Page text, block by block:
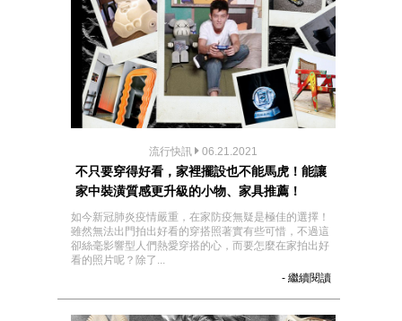
流行快訊 06.21.2021
不只要穿得好看，家裡擺設也不能馬虎！能讓
家中裝潢質感更升級的小物、家具推薦！
如今新冠肺炎疫情嚴重，在家防疫無疑是極佳的選擇！
雖然無法出門拍出好看的穿搭照著實有些可惜，不過這
卻絲毫影響型人們熱愛穿搭的心，而要怎麼在家拍出好
看的照片呢？除了...
- 繼續閱讀